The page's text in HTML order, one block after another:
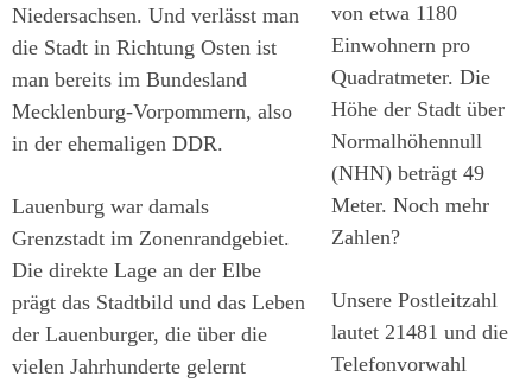
Niedersachsen. Und verlässt man
die Stadt in Richtung Osten ist
man bereits im Bundesland
Mecklenburg-Vorpommern, also
in der ehemaligen DDR.
Lauenburg war damals
Grenzstadt im Zonenrandgebiet.
Die direkte Lage an der Elbe
prägt das Stadtbild und das Leben
der Lauenburger, die über die
vielen Jahrhunderte gelernt
von etwa 1180
Einwohnern pro
Quadratmeter. Die
Höhe der Stadt über
Normalhöhennull
(NHN) beträgt 49
Meter. Noch mehr
Zahlen?
Unsere Postleitzahl
lautet 21481 und die
Telefonvorwahl